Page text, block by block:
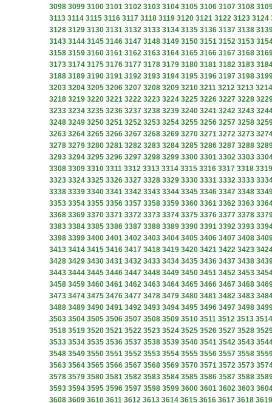
3098 3099 3100 3101 3102 3103 3104 3105 3106 3107 3108
3113 3114 3115 3116 3117 3118 3119 3120 3121 3122 3123 3124
3128 3129 3130 3131 3132 3133 3134 3135 3136 3137 3138
3143 3144 3145 3146 3147 3148 3149 3150 3151 3152 3153
3158 3159 3160 3161 3162 3163 3164 3165 3166 3167 3168
3173 3174 3175 3176 3177 3178 3179 3180 3181 3182 3183
3188 3189 3190 3191 3192 3193 3194 3195 3196 3197 3198
3203 3204 3205 3206 3207 3208 3209 3210 3211 3212 3213 3214
3218 3219 3220 3221 3222 3223 3224 3225 3226 3227 3228
3233 3234 3235 3236 3237 3238 3239 3240 3241 3242 3243
3248 3249 3250 3251 3252 3253 3254 3255 3256 3257 3258
3263 3264 3265 3266 3267 3268 3269 3270 3271 3272 3273
3278 3279 3280 3281 3282 3283 3284 3285 3286 3287 3288
3293 3294 3295 3296 3297 3298 3299 3300 3301 3302 3303
3308 3309 3310 3311 3312 3313 3314 3315 3316 3317 3318 3319
3323 3324 3325 3326 3327 3328 3329 3330 3331 3332 3333
3338 3339 3340 3341 3342 3343 3344 3345 3346 3347 3348
3353 3354 3355 3356 3357 3358 3359 3360 3361 3362 3363
3368 3369 3370 3371 3372 3373 3374 3375 3376 3377 3378
3383 3384 3385 3386 3387 3388 3389 3390 3391 3392 3393
3398 3399 3400 3401 3402 3403 3404 3405 3406 3407 3408
3413 3414 3415 3416 3417 3418 3419 3420 3421 3422 3423
3428 3429 3430 3431 3432 3433 3434 3435 3436 3437 3438
3443 3444 3445 3446 3447 3448 3449 3450 3451 3452 3453
3458 3459 3460 3461 3462 3463 3464 3465 3466 3467 3468
3473 3474 3475 3476 3477 3478 3479 3480 3481 3482 3483
3488 3489 3490 3491 3492 3493 3494 3495 3496 3497 3498
3503 3504 3505 3506 3507 3508 3509 3510 3511 3512 3513 3514
3518 3519 3520 3521 3522 3523 3524 3525 3526 3527 3528
3533 3534 3535 3536 3537 3538 3539 3540 3541 3542 3543
3548 3549 3550 3551 3552 3553 3554 3555 3556 3557 3558
3563 3564 3565 3566 3567 3568 3569 3570 3571 3572 3573
3578 3579 3580 3581 3582 3583 3584 3585 3586 3587 3588
3593 3594 3595 3596 3597 3598 3599 3600 3601 3602 3603
3608 3609 3610 3611 3612 3613 3614 3615 3616 3617 3618 3619